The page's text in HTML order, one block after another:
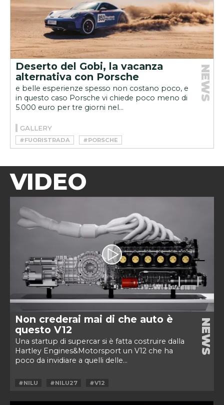
Deserto del Gobi, la vacanza
alternativa con Porsche
e belle esperienze spesso non costano poco, e
in questo caso Porsche vi chiede poco meno di
5.000 euro per tre giorni nel...
NEWS
GALLERY
#FUORISTRADA #PORSCHE
VIDEO
Non crederai mai di che auto è
questo V12
Una startup di supercar si è fatta costruire dalla
Hartley Engines&Motorsport un V12 che ha
poco da invidiare a quelli delle...
NEWS
#NILU #NILU27 #V12